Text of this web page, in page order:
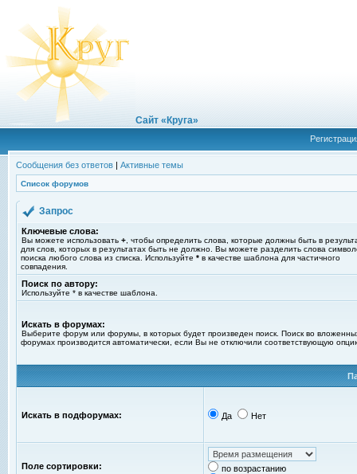
Сайт «Круга»
Сообщения без ответов | Активные темы
Список форумов
Запрос
Ключевые слова:
Вы можете использовать + , чтобы определить слова, которые должны быть в
для слов, которых в результатах быть не должно. Вы можете разделить слова
поиска любого слова из списка. Используйте * в качестве шаблона для частичного
совпадения.
Поиск по автору:
Используйте * в качестве шаблона.
Искать в форумах:
Выберите форум или форумы, в которых будет произведен поиск. Поиск во
форумах производится автоматически, если Вы не отключили соответствующую
Искать в подфорумах: Да Нет
Поле сортировки:
по возрастанию